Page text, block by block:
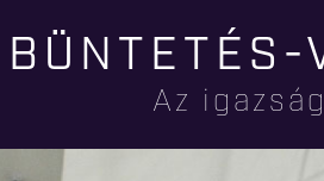
BÜNTETÉS-
Az